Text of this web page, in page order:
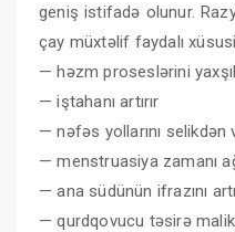
geniş istifadə olunur.
çay müxtəlif faydalı
— həzm proseslərini
— iştahanı artırır
— nəfəs yollarını
— menstruasiya zamanı
— ana südünün ifrazını
— qurdqovucu təsirə